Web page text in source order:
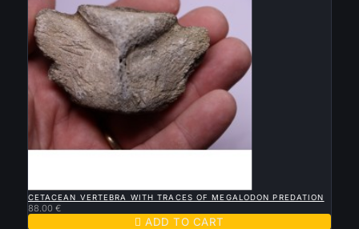
CETACEAN VERTEBRA WITH TRACES OF MEGALODON PREDATION
88.00 €
 ADD TO CART